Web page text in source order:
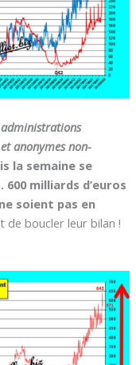
anonymes non-
la semaine se
milliards d’euros
soient pas en
de boucler leur bilan !